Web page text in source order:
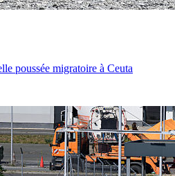
poussée migratoire à Ceuta